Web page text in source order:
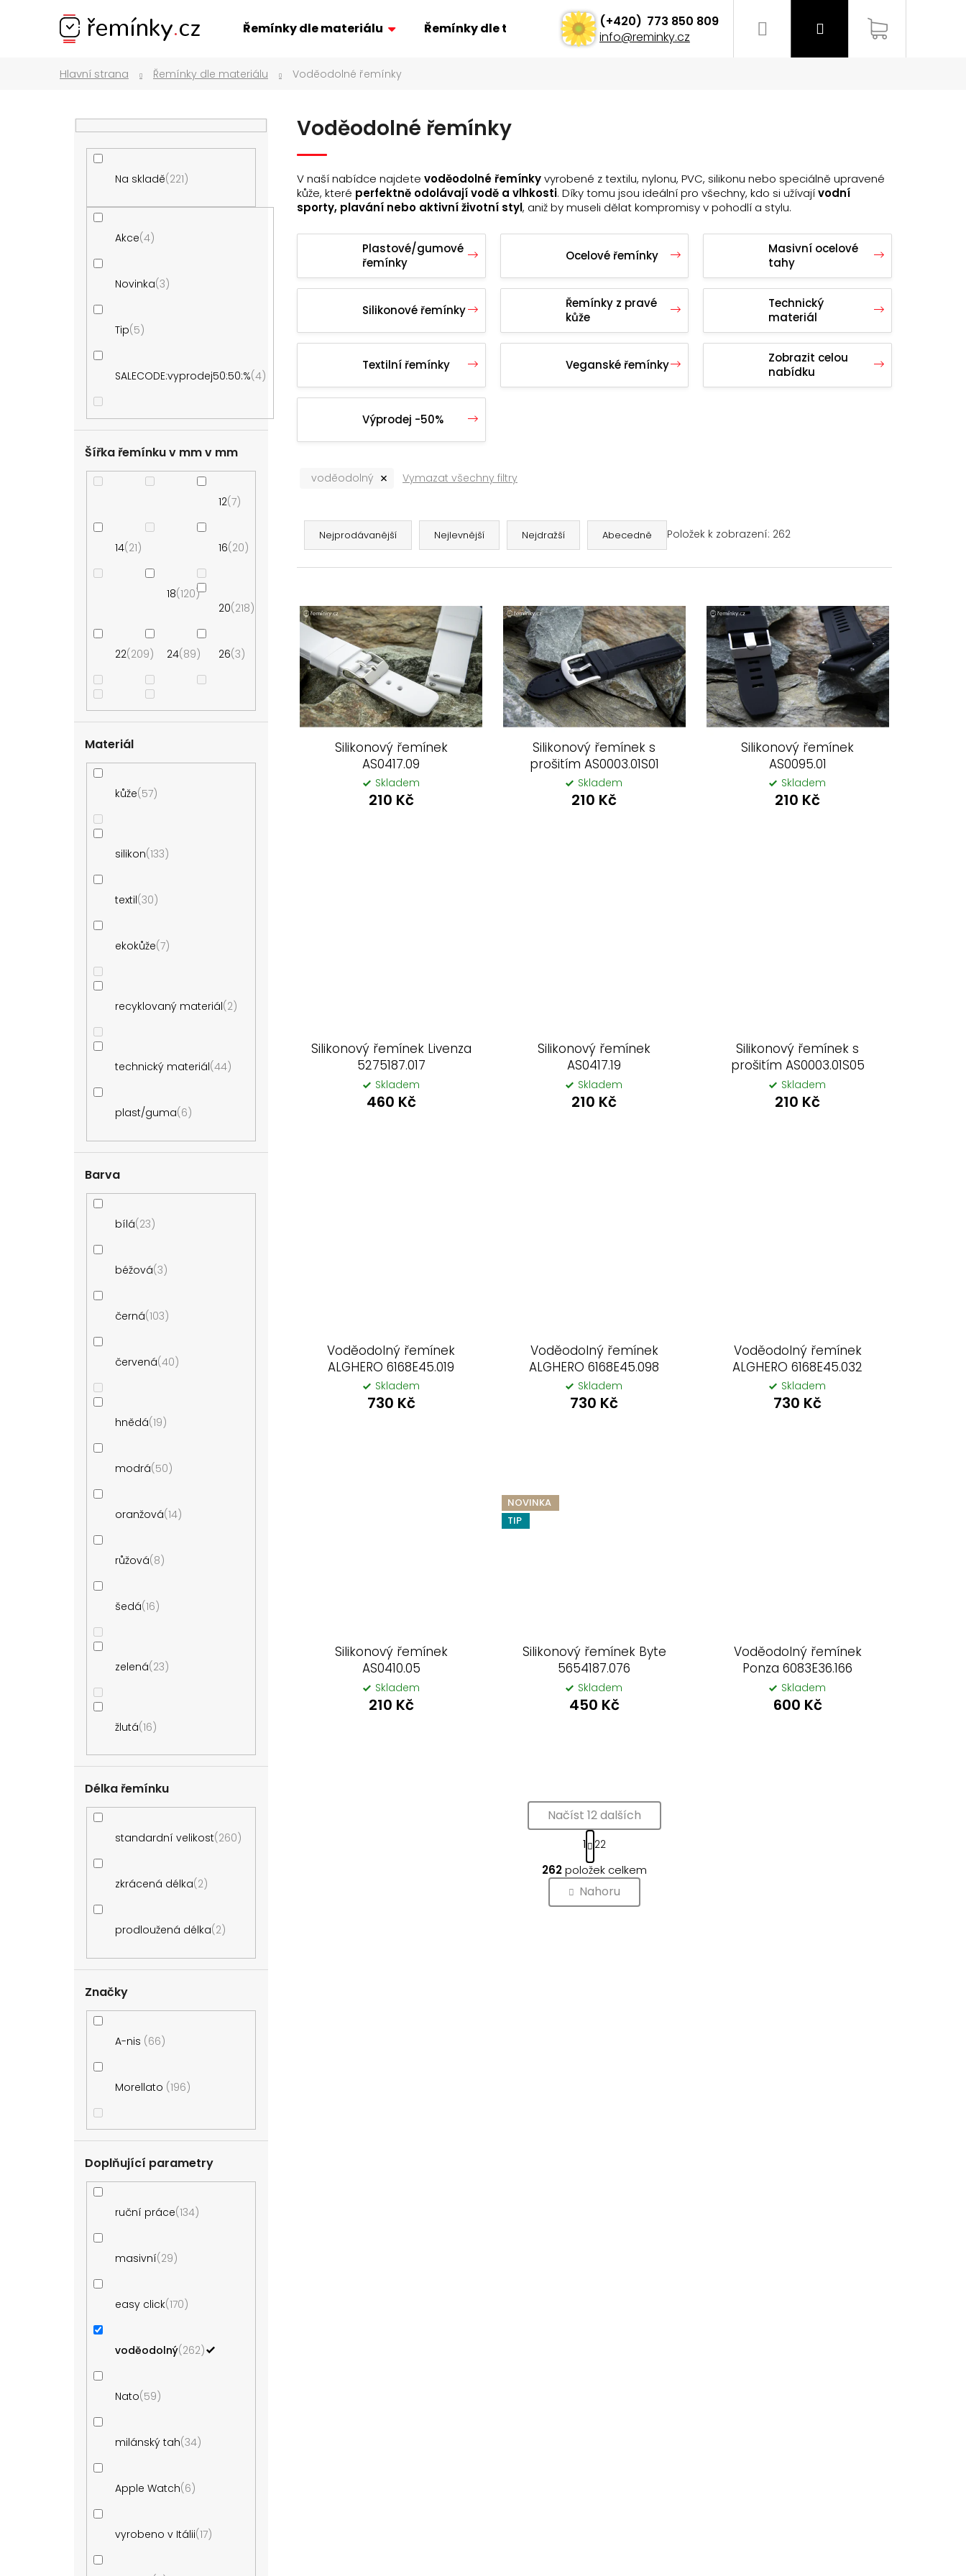
Řemínky dle materiálu Řemínky dle typu Ostatní
info@reminky.cz
773 850 809 PřihlášeníNákupní
Řemínky dle materiálu Voděodolné řemínky
Na skladě 221
Akce 4
Novinka 3
Tip 5
SALECODE:vyprodej50:50:% 4
Značky
A-nis 66
Morellato 196
Barva
bílá 23
béžová 3
černá 103
červená 40
hnědá 19
modrá 50
oranžová 14
růžová 8
šedá 16
zelená 23
žlutá 16
Délka řemínku
standardní velikost 260
zkrácená délka 2
prodloužená délka 2
Doplňující parametry
ruční práce 134
masivní 29
easy click 170
voděodolný 262
Nato 59
milánský tah 34
Apple Watch 6
vyrobeno v Itálii 17
Materiál
kůže 57
silikon 133
textil 30
ekokůže 7
recyklovaný materiál 2
technický materiál 44
plast/guma 6
Šířka řemínku v mm
12 7
14 21 16 20
18 120
20 218
22 209 24 89 26 3
Voděodolné řemínky
V naší nabídce najdete voděodolné řemínkyvyrobené z textilu, nylonu, PVC, silikonu nebo speciálně upravené
kůže, které perfektně odolávají vodě a vlhkosti. Díky tomu jsou ideální pro všechny, kdo si užívajívodní
sporty, plavání nebo aktivní životní styl, aniž by museli dělat kompromisy v pohodlí a stylu.
Plastové/gumové
řemínky
Ocelové řemínky
Masivní ocelové
tahy
Silikonové řemínky
Řemínky z pravé
kůže
Technický
materiál
Textilní řemínky Veganské řemínky
Zobrazit celou
nabídku
Výprodej -50%
voděodolný Vymazat všechny filtry
Ř
z
e
í
p
r
o
d
u
k
Nejprodávanější Nejlevnější Nejdražší Abecedně Položek k zobrazení: 262
ý
p
i
s
p
r
o
Silikonový řemínek
AS0417.09
Skladem
210 Kč
Silikonový řemínek s
prošitím AS0003.01S01
Skladem
210 Kč
Silikonový řemínek
AS0095.01
Skladem
210 Kč
Silikonový řemínek Livenza
5275187.017
Skladem
460 Kč
Silikonový řemínek
AS0417.19
Skladem
210 Kč
Silikonový řemínek s
prošitím AS0003.01S05
Skladem
210 Kč
Voděodolný řemínek
ALGHERO 6168E45.019
Skladem
730 Kč
Voděodolný řemínek
ALGHERO 6168E45.098
Skladem
730 Kč
Voděodolný řemínek
ALGHERO 6168E45.032
Skladem
730 Kč
Silikonový řemínek
AS0410.05
Skladem
210 Kč
NOVINKA
TIP
Silikonový řemínek Byte
5654187.076
Skladem
450 Kč
Voděodolný řemínek
Ponza 6083E36.166
Skladem
600 Kč
O
v
l
á
Načíst 12 dalších
S
t
r
á
n
k
1 22
262položek celkem
Nahoru
Zpět
obchodu
Zpět
obchodu
Co potřebujete najít?
Doporučujeme
160 Kč
POLSTROVANÝ ŘEMÍNEK NA HODINKY
AK0669.01
180 Kč